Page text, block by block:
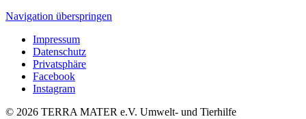
Navigation überspringen
Impressum
Datenschutz
Privatsphäre
Facebook
Instagram
© 2026 TERRA MATER e.V. Umwelt- und Tierhilfe